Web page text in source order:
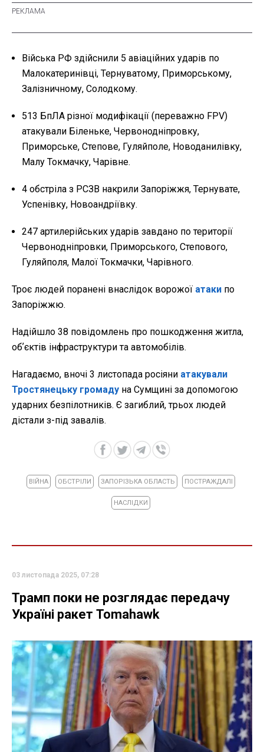
Війська РФ здійснили 5 авіаційних ударів по
Малокатеринівці, Тернуватому, Приморському,
Залізничному, Солодкому.
513 БпЛА різної модифікації (переважно FPV)
атакували Біленьке, Червонодніпровку,
Приморське, Степове, Гуляйполе, Новоданилівку,
Малу Токмачку, Чарівне.
4 обстріла з РСЗВ накрили Запоріжжя, Тернувате,
Успенівку, Новоандріївку.
247 артилерійських ударів завдано по території
Червонодніпровки, Приморського, Степового,
Гуляйполя, Малої Токмачки, Чарівного.
Троє людей поранені внаслідок ворожої атаки по
Запоріжжю.
Надійшло 38 повідомлень про пошкодження житла,
обʼєктів інфраструктури та автомобілів.
Нагадаємо, вночі 3 листопада росіяни атакували
Тростянецьку громаду на Сумщині за допомогою
ударних безпілотників. Є загиблий, трьох людей
дістали з-під завалів.
ВІЙНА ОБСТРІЛИ ЗАПОРІЗЬКА ОБЛАСТЬ ПОСТРАЖДАЛІ
НАСЛІДКИ
03 листопада 2025, 07:28
Трамп поки не розглядає передачу
Україні ракет Tomahawk